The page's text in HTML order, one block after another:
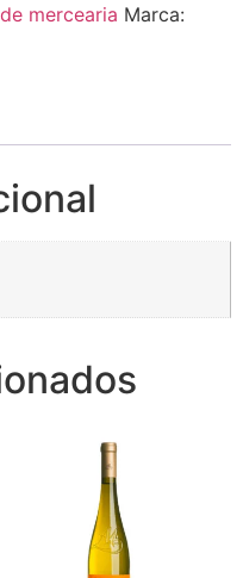
mercearia Marca: